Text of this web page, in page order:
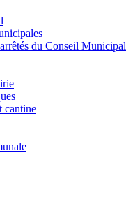
du Conseil Municipal
cantine